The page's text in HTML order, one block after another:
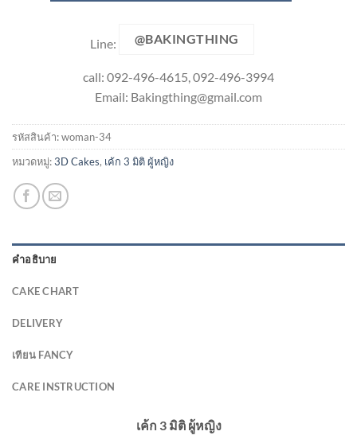
Line: @BAKINGTHING
call: 092-496-4615, 092-496-3994
Email: Bakingthing@gmail.com
รหัสสินค้า:woman-34
หมวดหมู่:3D Cakes, เค้ก 3 มิติ ผู้หญิง
คำอธิบาย
CAKE CHART
DELIVERY
เทียน FANCY
CARE INSTRUCTION
เค้ก 3 มิติ ผู้หญิง